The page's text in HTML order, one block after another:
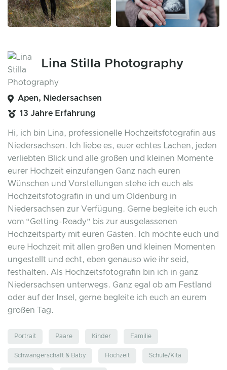
Lina Stilla Photography
Apen, Niedersachsen
13 Jahre Erfahrung
Hi, ich bin Lina, professionelle Hochzeitsfotografin aus
Niedersachsen. Ich liebe es, euer echtes Lachen, jeden
verliebten Blick und alle großen und kleinen Momente
eurer Hochzeit einzufangen Ganz nach euren
Wünschen und Vorstellungen stehe ich euch als
Hochzeitsfotografin in und um Oldenburg in
Niedersachsen zur Verfügung. Gerne begleite ich euch
vom “Getting-Ready” bis zur ausgelassenen
Hochzeitsparty mit euren Gästen. Ich möchte euch und
eure Hochzeit mit allen großen und kleinen Momenten
ungestellt und echt, eben genauso wie ihr seid,
festhalten. Als Hochzeitsfotografin bin ich in ganz
Niedersachsen unterwegs. Ganz egal ob am Festland
oder auf der Insel, gerne begleite ich euch an eurem
großen Tag.
Portrait Paare Kinder Familie
Schwangerschaft & Baby Hochzeit Schule/Kita